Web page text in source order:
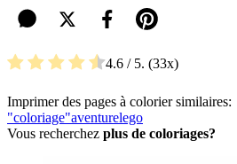
4.6 / 5. 33
Imprimer des pages à colorier similaires:
"coloriage"aventurelego
Vous recherchez plus de coloriages?